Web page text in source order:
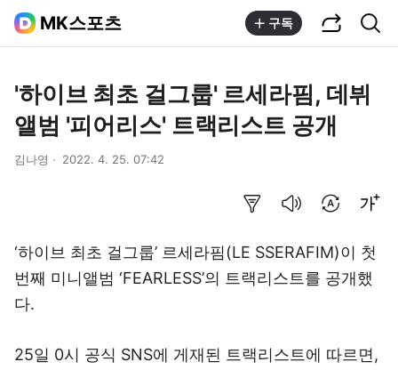
MK스포츠 구독
'하이브 최초 걸그룹' 르세라핌, 데뷔
앨범 '피어리스' 트랙리스트 공개
김나영 2022. 4. 25. 07:42
‘하이브 최초 걸그룹’ 르세라핌(LE SSERAFIM)이 첫
번째 미니앨범 ‘FEARLESS’의 트랙리스트를 공개했
다.
25일 0시 공식 SNS에 게재된 트랙리스트에 따르면,